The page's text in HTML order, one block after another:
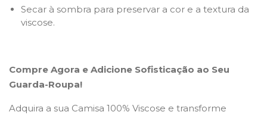
Secar à sombra para preservar a cor e a textura da
viscose.
Compre Agora e Adicione Sofisticação ao Seu
Guarda-Roupa!
Adquira a sua Camisa 100% Viscose e transforme